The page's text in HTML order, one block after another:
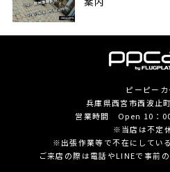
ピーピーカ
兵庫県西宮市西波止
営業時間 Open 10：
※当店は不定休
※出張作業等で不在にしてい
ご来店の際は電話やLINEで事前